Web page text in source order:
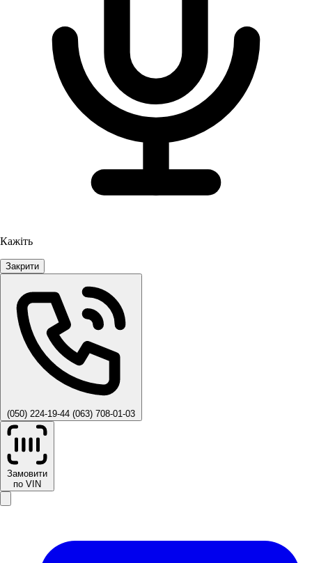
Кажіть
Закрити
(050) 224-19-44 (063) 708-01-03
Замовити
по VIN